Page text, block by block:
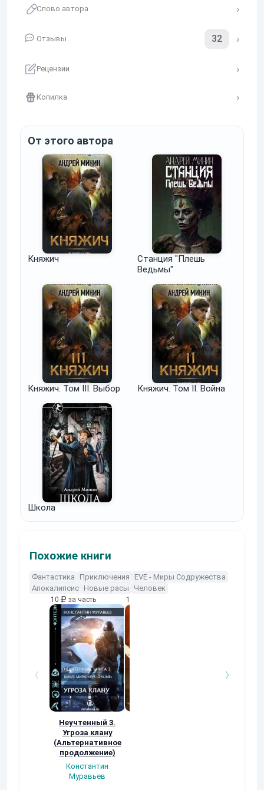
Слово автора
Отзывы 32
Рецензии
Копилка
От этого автора
Княжич
Станция "Плешь
Ведьмы"
Княжич. Том III. Выбор Княжич. Том II. Война
Школа
Похожие книги
Фантастика Приключения
EVE - Миры Содружества
Апокалипсис Новые расы Человек
10 за часть
Неучтенный 3.
Угроза клану
(Альтернативное
продолжение)
Константин
Муравьев
10